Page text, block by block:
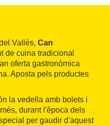
Vallès, Can
de cuina tradicional
oferta gastronòmica
Aposta pels productes
la vedella amb bolets i
durant l'època dels
per gaudir d'aquest